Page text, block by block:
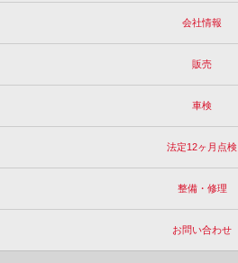
会社情報
販売
車検
法定12ヶ月点検
整備・修理
お問い合わせ